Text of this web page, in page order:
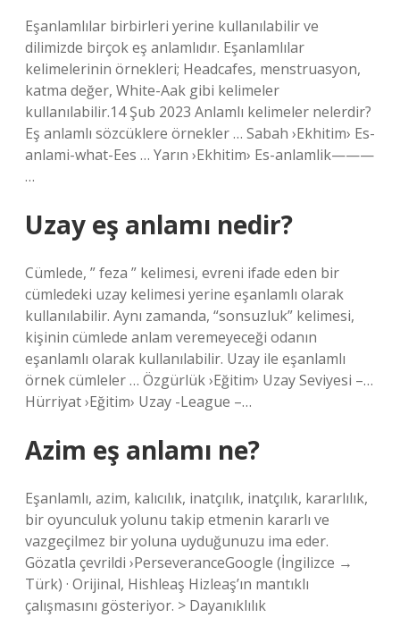
Eşanlamlılar birbirleri yerine kullanılabilir ve
dilimizde birçok eş anlamlıdır. Eşanlamlılar
kelimelerinin örnekleri; Headcafes, menstruasyon,
katma değer, White-Aak gibi kelimeler
kullanılabilir.14 Şub 2023 Anlamlı kelimeler nelerdir?
Eş anlamlı sözcüklere örnekler … Sabah ›Ekhitim› Es-
anlami-what-Ees … Yarın ›Ekhitim› Es-anlamlik———
…
Uzay eş anlamı nedir?
Cümlede, ” feza ” kelimesi, evreni ifade eden bir
cümledeki uzay kelimesi yerine eşanlamlı olarak
kullanılabilir. Aynı zamanda, “sonsuzluk” kelimesi,
kişinin cümlede anlam veremeyeceği odanın
eşanlamlı olarak kullanılabilir. Uzay ile eşanlamlı
örnek cümleler … Özgürlük ›Eğitim› Uzay Seviyesi –…
Hürriyat ›Eğitim› Uzay -League –…
Azim eş anlamı ne?
Eşanlamlı, azim, kalıcılık, inatçılık, inatçılık, kararlılık,
bir oyunculuk yolunu takip etmenin kararlı ve
vazgeçilmez bir yoluna uyduğunuzu ima eder.
Gözatla çevrildi ›PerseveranceGoogle (İngilizce →
Türk) · Orijinal, Hishleaş Hizleaş’ın mantıklı
çalışmasını gösteriyor. > Dayanıklılık